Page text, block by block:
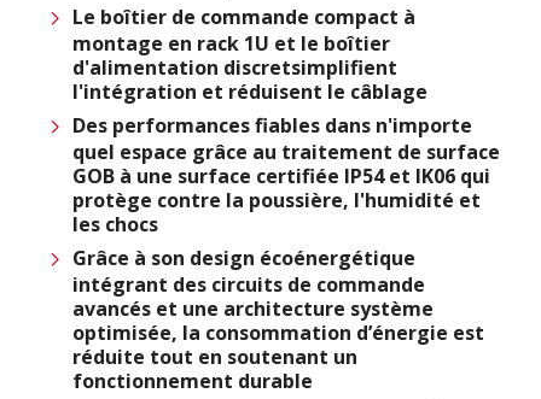
Le boîtier de commande compact à
montage en rack 1U et le boîtier
d'alimentation discretsimplifient
l'intégration et réduisent le câblage
Des performances fiables dans n'importe
quel espace grâce au traitement de surface
GOB à une surface certifiée IP54 et IK06 qui
protège contre la poussière, l'humidité et
les chocs
Grâce à son design écoénergétique
intégrant des circuits de commande
avancés et une architecture système
optimisée, la consommation d’énergie est
réduite tout en soutenant un
fonctionnement durable